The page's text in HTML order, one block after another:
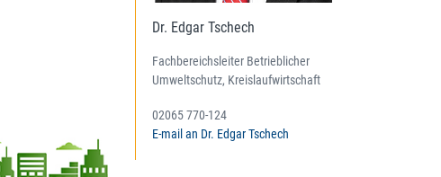
Dr. Edgar Tschech
Fachbereichsleiter Betrieblicher
Umweltschutz, Kreislaufwirtschaft
02065 770-124
E-mail an Dr. Edgar Tschech